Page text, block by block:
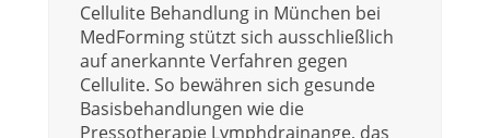
Cellulite Behandlung in München bei
MedForming stützt sich ausschließlich
auf anerkannte Verfahren gegen
Cellulite. So bewähren sich gesunde
Basisbehandlungen wie die
Pressotherapie Lymphdrainange, das